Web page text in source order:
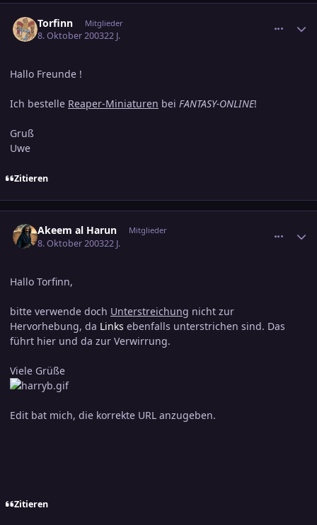
Torfinn Mitglieder
8. Oktober 200322 J.
Hallo Freunde !
Ich bestelle Reaper-Miniaturen bei FANTASY-ONLINE!
Gruß
Uwe
Zitieren
Akeem al Harun Mitglieder
8. Oktober 200322 J.
Hallo Torfinn,
bitte verwende doch Unterstreichung nicht zur
Hervorhebung, da Links ebenfalls unterstrichen sind. Das
führt hier und da zur Verwirrung.
Viele Grüße
Edit bat mich, die korrekte URL anzugeben.
Zitieren